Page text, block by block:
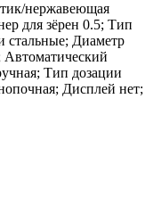
нержавеющая
для зёрен 0.5; Тип
стальные; Диаметр
Автоматический
Тип дозации
Дисплей нет;